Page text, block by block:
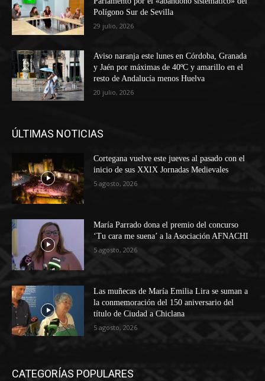
Polígono Sur de Sevilla
29 julio, 2026
Aviso naranja este lunes en Córdoba, Granada
y Jaén por máximas de 40ºC y amarillo en el
resto de Andalucía menos Huelva
20 julio, 2026
ÚLTIMAS NOTICIAS
Cortegana vuelve este jueves al pasado con el
inicio de sus XXIX Jornadas Medievales
5 agosto, 2026
María Parrado dona el premio del concurso
‘Tu cara me suena’ a la Asociación AFNACHI
5 agosto, 2026
Las muñecas de María Emilia Lira se suman a
la conmemoración del 150 aniversario del
título de Ciudad a Chiclana
5 agosto, 2026
CATEGORÍAS POPULARES